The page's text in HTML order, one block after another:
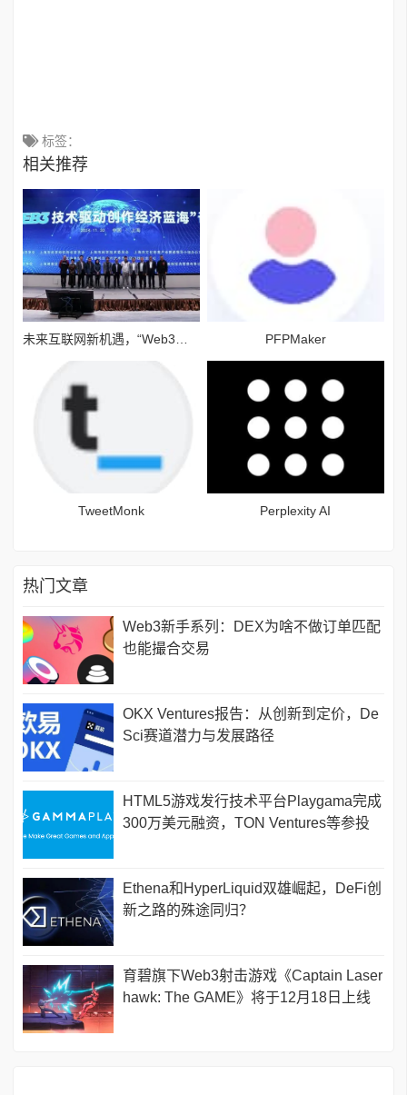
标签：
相关推荐
PFPMaker
TweetMonk Perplexity AI
热门文章
Web3新手系列：DEX为啥不做订单匹配
也能撮合交易
OKX Ventures报告：从创新到定价，De
Sci赛道潜力与发展路径
HTML5游戏发行技术平台Playgama完成
300万美元融资，TON Ventures等参投
Ethena和HyperLiquid双雄崛起，DeFi创
新之路的殊途同归？
育碧旗下Web3射击游戏《Captain Laser
hawk: The GAME》将于12月18日上线